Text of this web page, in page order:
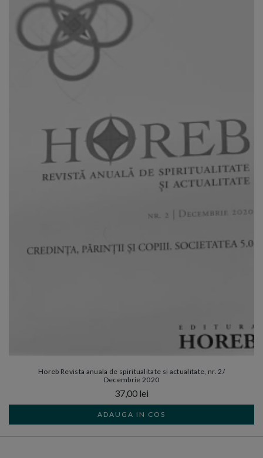
Horeb Revista anuala de spiritualitate si actualitate, nr. 2/
Decembrie 2020
37,00 lei
ADAUGA IN COS